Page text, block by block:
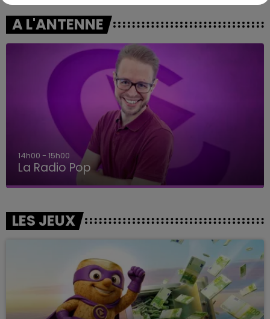
A L'ANTENNE
15h00 - 19h00
Le Club Champagne FM
LES JEUX